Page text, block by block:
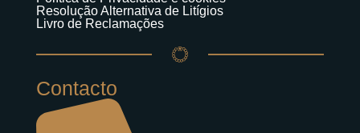
Resolução Alternativa de Litígios
Livro de Reclamações
Contacto